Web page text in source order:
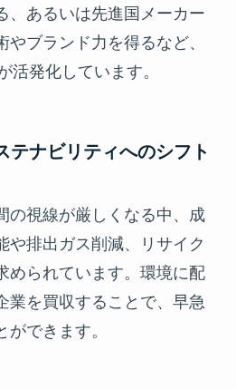
、あるいは先進国メーカー
やブランド力を得るなど、
活発化しています。
テナビリティへのシフト
の視線が厳しくなる中、成
や排出ガス削減、リサイク
められています。環境に配
業を買収することで、早急
できます。